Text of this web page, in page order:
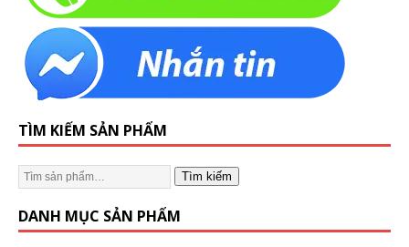
TÌM KIẾM SẢN PHẨM
Tìm kiếm
DANH MỤC SẢN PHẨM